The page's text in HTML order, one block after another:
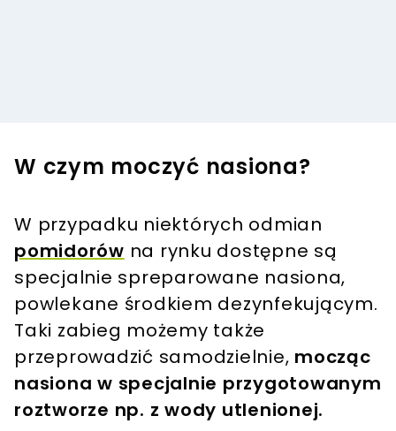
W czym moczyć nasiona?
W przypadku niektórych odmian
pomidorów na rynku dostępne są
specjalnie spreparowane nasiona,
powlekane środkiem dezynfekującym.
Taki zabieg możemy także
przeprowadzić samodzielnie, mocząc
nasiona w specjalnie przygotowanym
roztworze np. z wody utlenionej.